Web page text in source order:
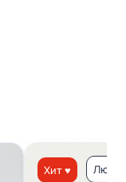
Хит ♥ Люкс